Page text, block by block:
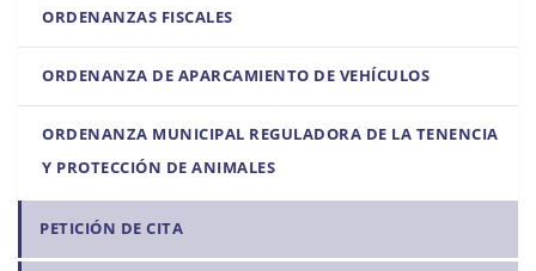
ORDENANZAS FISCALES
ORDENANZA DE APARCAMIENTO DE VEHÍCULOS
ORDENANZA MUNICIPAL REGULADORA DE LA TENENCIA
Y PROTECCIÓN DE ANIMALES
PETICIÓN DE CITA